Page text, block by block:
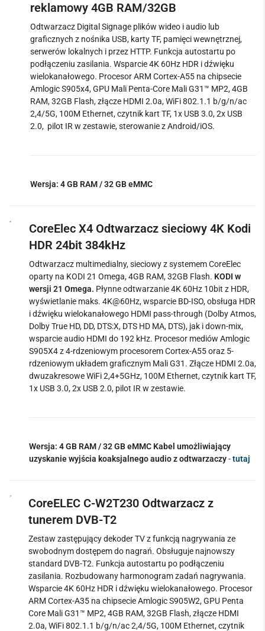
reklamowy 4GB RAM/32GB
Odtwarzacz Digital Signage plików wideo i audio lub
graficznych z nośnika USB, karty TF, pamięci wewnętrznej,
serwerów lokalnych i przez HTTP. Funkcja autostartu po
podłączeniu zasilania. Wsparcie 4K 60Hz HDR i dźwięku
wielokanałowego. Procesor ARM Cortex-A55 na chipsecie
Amlogic S905x4, GPU Mali Penta-Core Mali G31™ MP2, 4GB
RAM, 32GB Flash, złącze HDMI 2.0a, WiFi 802.1.1 b/g/n/ac
2,4/5G, 100M Ethernet, czytnik kart TF, 1x USB 3.0, 2x USB
2.0, pilot IR w zestawie, sterowanie z Android/iOS.
Wersja: 4 GB RAM / 32 GB eMMC
CoreElec X4 Odtwarzacz sieciowy 4K Kodi
HDR 24bit 384kHz
Odtwarzacz multimedialny, sieciowy z systemem CoreElec
oparty na KODI 21 Omega, 4GB RAM, 32GB Flash. KODI w
wersji 21 Omega. Płynne odtwarzanie 4K 60Hz 10bit z HDR,
wyświetlanie maks. 4K@60Hz, wsparcie BD-ISO, obsługa HDR
i dźwięku wielokanałowego HDMI pass-through (Dolby Atmos,
Dolby True HD, DD, DTS:X, DTS HD MA, DTS), jak i down-mix,
wsparcie audio HDMI do 192 kHz. Procesor mediów Amlogic
S905X4 z 4-rdzeniowym procesoremCortex-A55 oraz 5-
rdzeniowym układem graficznym Mali G31. Złącze HDMI 2.0a,
dwuzakresowe WiFi 2,4+5GHz, 100M Ethernet, czytnik kart TF,
1x USB 3.0, 2x USB 2.0, pilot IR w zestawie.
Wersja: 4 GB RAM / 32 GB eMMC Kabel umożliwiający
uzyskanie wyjścia koaksjalnego audio z odtwarzaczy-tutaj
CoreELEC C-W2T230 Odtwarzacz z
tunerem DVB-T2
Zestaw zastępujący dekoder TV z funkcją nagrywania ze
swobodnym dostępem do nagrań. Obsługuje najnowszy
standard DVB-T2. Funkcja autostartu po podłączeniu
zasilania. Rozbudowany harmonogram zadań nagrywania.
Wsparcie 4K 60Hz HDR i dźwięku wielokanałowego. Procesor
ARM Cortex-A35 na chipsecie Amlogic S905W2, GPU Penta
Core Mali G31™ MP2, 4GB RAM, 32GB Flash, złącze HDMI
2.0a, WiFi 802.1.1 b/g/n/ac 2,4/5G, 100M Ethernet, czytnik